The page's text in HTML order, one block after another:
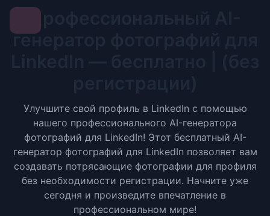
Профессиональный AI-
генератор фотографий для
Улучшите свой профиль в LinkedIn с помощью
нашего профессионального AI-генератора
фотографий для LinkedIn! Этот бесплатный AI-
генератор фотографий для LinkedIn позволяет вам
создавать потрясающие фотографии для профиля
без необходимости регистрации. Начните уже
сегодня и произведите впечатление в
профессиональном мире!